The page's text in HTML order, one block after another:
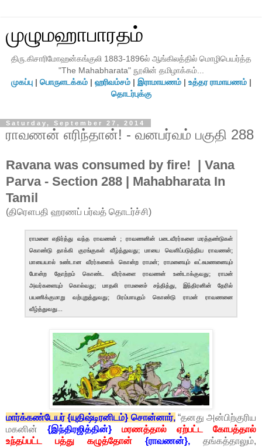
முழுமஹாபாரதம்
திரு.கிசாரிமோஹன்கங்குலி 1883-1896ல் ஆங்கிலத்தில் மொழிபெயர்த்த
"The Mahabharata" நூலின் தமிழாக்கம்...
முகப்பு| பொருளடக்கம்| ஹரிவம்சம்| இராமாயணம்| உத்தர ராமாயணம்|
தொடர்புக்கு
Saturday, September 27, 2014
ராவணன் எரிந்தான்! - வனபர்வம் பகுதி 288
Ravana was consumed by fire! | Vana
Parva - Section 288 | Mahabharata In
Tamil
(திரௌபதி ஹரணப் பர்வத் தொடர்ச்சி)
ராமனை எதிர்த்து வந்த ராவணன் ; ராவணனின் படைவீரர்களை மரத்தண்டுகள்
கொண்டு தாக்கி குரங்குகள் வீழ்த்துவது; மாயை வெளிப்படுத்திய ராவணன்;
மாயையால் உண்டான வீரர்களைக் கொன்ற ராமன்; ராமனையும் லட்சுமணனையும்
போன்ற தோற்றம் கொண்ட வீரர்களை ராவணன் உண்டாக்குவது; ராமன்
அவர்களையும் கொல்வது; மாதலி ராமனைச் சந்தித்து, இந்திரனின் தேரில்
பயணிக்குமாறு வற்புறுத்துவது; பிரம்மாயுதம் கொண்டு ராமன் ராவணனை
வீழ்த்துவது...
மார்க்கண்டேயர் {யுதிஷ்டிரனிடம்} சொன்னார்,“தனது அன்பிற்குரிய
மகனின் {இந்திரஜித்தின்} மரணத்தால் ஏற்பட்ட கோபத்தால்
உந்தப்பட்ட பத்து கழுத்தோன்
{ராவணன்}, தங்கத்தாலும்,